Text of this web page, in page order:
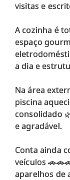
visitas e
A cozinha é
espaço
a dia e
Na área
piscina
consolidado
e agradável.
Conta ainda
veículos
aparelhos de